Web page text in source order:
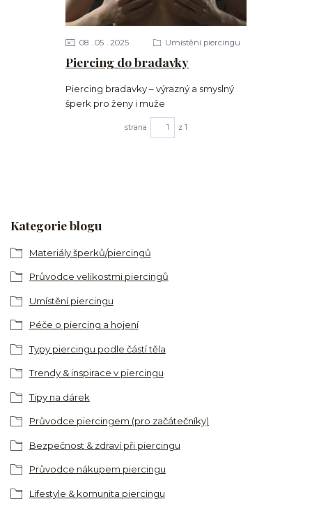
Kategorie blogu
Materiály šperků/piercingů
Průvodce velikostmi piercingů
Umístění piercingu
Péče o piercing a hojení
Typy piercingu podle částí těla
Trendy & inspirace v piercingu
Tipy na dárek
Průvodce piercingem (pro začátečníky)
Bezpečnost & zdraví při piercingu
Průvodce nákupem piercingu
Lifestyle & komunita piercingu
Piercing do bradavky
08 05 2025 Umístění piercingu
Piercing bradavky – výrazný a smyslný
šperk pro ženy i muže
strana z 1